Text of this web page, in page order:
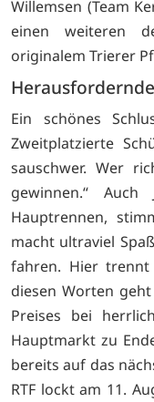
Willemsen (Team
einen weiteren
originalem Trierer
Ein schönes
Zweitplatzierte
sauschwer. Wer
gewinnen.“
Hauptrennen,
macht ultraviel
fahren. Hier trennt
diesen Worten
Preises bei
Hauptmarkt zu
bereits auf das
RTF lockt am 11.